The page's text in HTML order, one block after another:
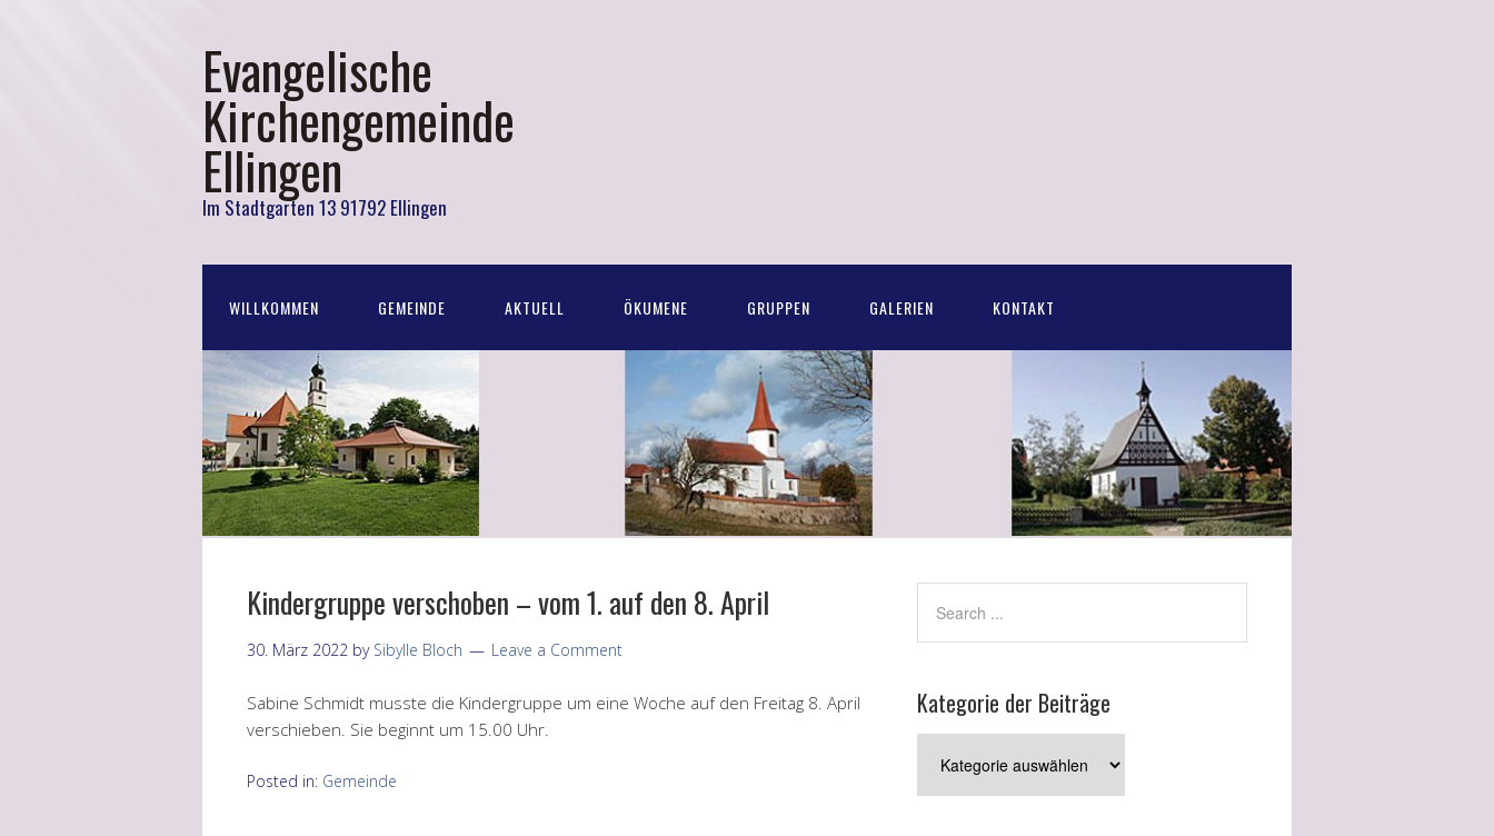
Evangelische
Kirchengemeinde
Ellingen
Im Stadtgarten 13 91792 Ellingen
WILLKOMMEN GEMEINDE AKTUELL ÖKUMENE GRUPPEN GALERIEN KONTAKT
Kindergruppe verschoben – vom 1. auf den 8. April
30. März 2022 by Sibylle Bloch Leave a Comment
Sabine Schmidt musste die Kindergruppe um eine Woche auf den Freitag 8. April
verschieben. Sie beginnt um 15.00 Uhr.
Posted in: Gemeinde
Kategorie der Beiträge
der
Beiträge